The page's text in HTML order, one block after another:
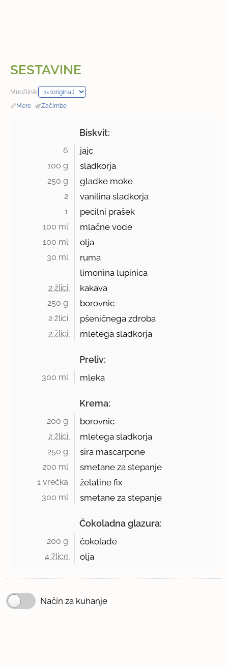
SESTAVINE
Množilnik:
📏Mere · 🌿Začimbe
Biskvit:
6 jajc
100 g sladkorja
250 g gladke moke
2 vanilina sladkorja
1 pecilni prašek
100 ml mlačne vode
100 ml olja
30 ml
ruma
limonina lupinica
2 žlici kakava
250 g borovnic
2 žlici pšeničnega zdroba
2 žlici mletega sladkorja
Preliv:
300 ml mleka
Krema:
200 g borovnic
2 žlici mletega sladkorja
250 g sira mascarpone
200 ml smetane za stepanje
1 vrečka želatine fix
300 ml smetane za stepanje
Čokoladna glazura:
200 g čokolade
4 žlice olja
Način za kuhanje